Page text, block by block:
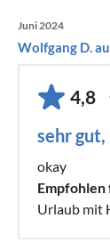
Juni 2024
Wolfgang D.
4,8
sehr
okay
Empfohlen
Urlaub mit